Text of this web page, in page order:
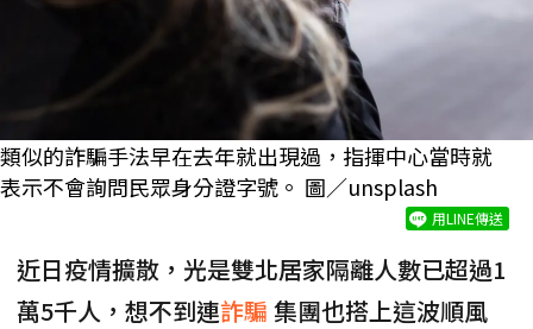
類似的詐騙手法早在去年就出現過，指揮中心當時就
表示不會詢問民眾身分證字號。 圖／unsplash
用LINE傳送
近日疫情擴散，光是雙北居家隔離人數已超過1
萬5千人，想不到連詐騙 集團也搭上這波順風